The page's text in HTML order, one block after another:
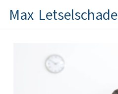
Max Letselschade